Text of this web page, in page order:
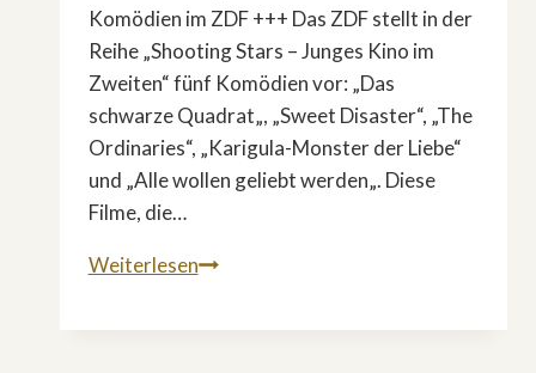
Komödien im ZDF +++ Das ZDF stellt in der
Reihe „Shooting Stars – Junges Kino im
Zweiten“ fünf Komödien vor: „Das
schwarze Quadrat„, „Sweet Disaster“, „The
Ordinaries“, „Karigula-Monster der Liebe“
und „Alle wollen geliebt werden„. Diese
Filme, die…
WeiterlesenNachwuchs
»Shooting